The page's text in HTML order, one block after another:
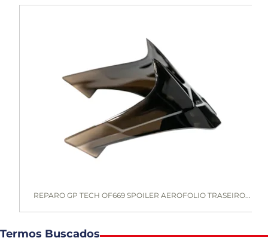
REPARO GP TECH OF669 SPOILER AEROFOLIO TRASEIRO...
Termos Buscados